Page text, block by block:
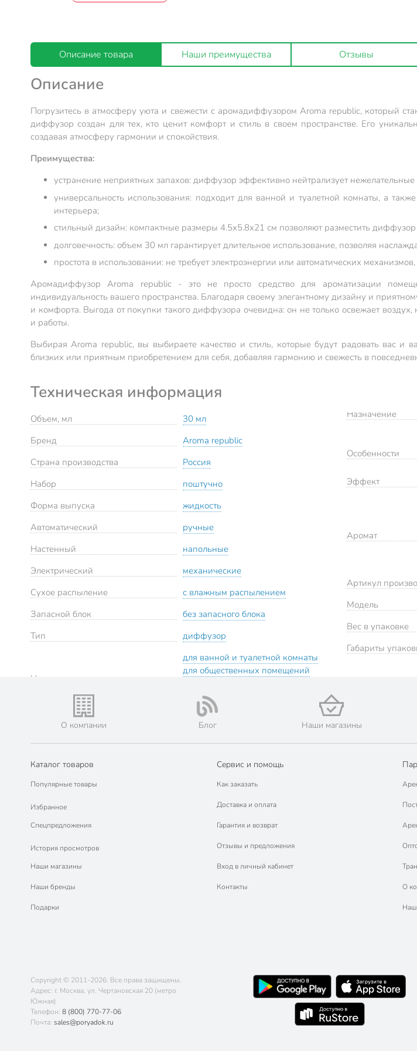
Описание товара Наши преимущества Отзывы
Описание
Погрузитесь в атмосферу уюта и свежести с аромадиффузором Aroma republic, который
диффузор создан для тех, кто ценит комфорт и стиль в своем пространстве. Его
создавая атмосферу гармонии и спокойствия.
Преимущества:
устранение неприятных запахов: диффузор эффективно нейтрализует нежелательные
универсальность использования: подходит для ванной и туалетной комнаты, а
интерьера;
стильный дизайн: компактные размеры 4.5х5.8х21 см позволяют разместить
долговечность: объем 30 мл гарантирует длительное использование, позволяя
простота в использовании: не требует электроэнергии или автоматических
Аромадиффузор Aroma republic - это не просто средство для ароматизации
индивидуальность вашего пространства. Благодаря своему элегантному дизайну и
и комфорта. Выгода от покупки такого диффузора очевидна: он не только освежает
и работы.
Выбирая Aroma republic, вы выбираете качество и стиль, которые будут радовать вас
близких или приятным приобретением для себя, добавляя гармонию и свежесть в
Техническая информация
Объем, мл
30 мл
Бренд
Aroma republic
Страна производства
Россия
Набор
поштучно
Форма выпуска
жидкость
Автоматический
ручные
Настенный
напольные
Электрический
механические
Сухое распыление
с влажным распылением
Запасной блок
без запасного блока
Тип
диффузор
Назначение
для ванной и туалетной комнаты
для общественных помещений
Особенности
Эффект
Аромат
Артикул
Модель
Вес в упаковке
Габариты
О компании Блог Наши магазины
Каталог товаров
Популярные товары
Избранное
Спецпредложения
История просмотров
Наши магазины
Наши бренды
Подарки
Сервис и помощь
Как заказать
Доставка и оплата
Гарантия и возврат
Отзывы и предложения
Вход в личный кабинет
Контакты О
Copyright © 2011-2026. Все права защищены.
Адрес: г. Москва, ул. Чертановская 20 (метро
Южная)
Телефон: 8 (800) 770-77-06
Почта: sales@poryadok.ru